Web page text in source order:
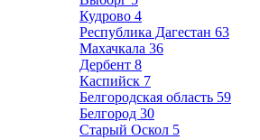
Кудрово 4
Республика Дагестан 63
Махачкала 36
Дербент 8
Каспийск 7
Белгородская область 59
Белгород 30
Старый Оскол 5